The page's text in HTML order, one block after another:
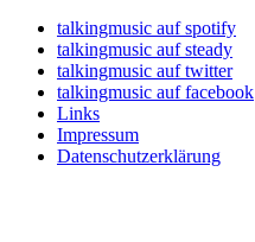
talkingmusic auf spotify
talkingmusic auf steady
talkingmusic auf twitter
talkingmusic auf facebook
Links
Impressum
Datenschutzerklärung